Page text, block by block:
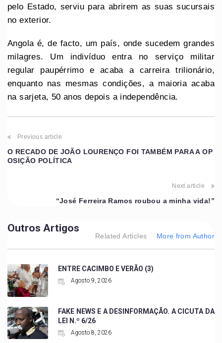
pelo Estado, serviu para abrirem as suas sucursais
no exterior.
Angola é, de facto, um país, onde sucedem grandes
milagres. Um indivíduo entra no serviço militar
regular paupérrimo e acaba a carreira trilionário,
enquanto nas mesmas condições, a maioria acaba
na sarjeta, 50 anos depois a independência.
Previous article
O RECADO DE JOÃO LOURENÇO FOI TAMBÉM PARA A OP
OSIÇÃO POLÍTICA
Next article
“José Ferreira Ramos roubou a minha vida!”
Outros Artigos
Related Articles More from Author
ENTRE CACIMBO E VERÃO (3)
Agosto 9, 2026
FAKE NEWS E A DESINFORMAÇÃO. A CICUTA DA
LEI N.º 6/26
Agosto 8, 2026